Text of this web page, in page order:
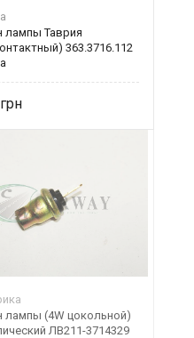
лампы Таврия
363.3716.112
лампы (4W цокольной)
ЛВ211-3714329